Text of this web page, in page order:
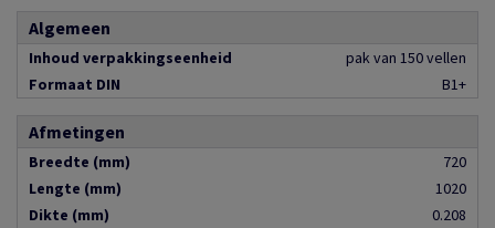
Algemeen
Inhoud verpakkingseenheid
pak van 150 vellen
Formaat DIN
B1+
Afmetingen
Breedte (mm)
720
Lengte (mm)
1020
Dikte (mm)
0.208